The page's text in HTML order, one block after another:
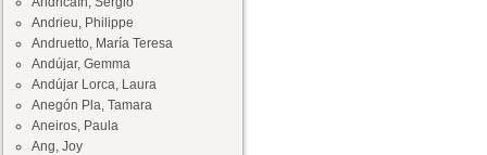
Andrieu, Philippe
Andruetto, María Teresa
Andújar, Gemma
Andújar Lorca, Laura
Anegón Pla, Tamara
Aneiros, Paula
Ang, Joy